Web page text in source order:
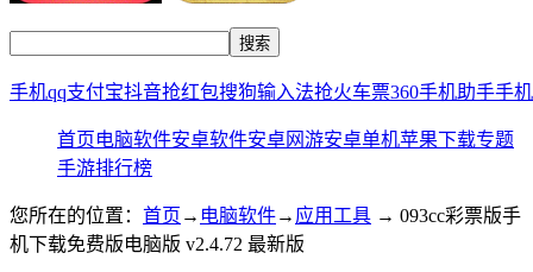
手机qq支付宝抖音抢红包搜狗输入法抢火车票360手机助手手
首页电脑软件安卓软件安卓网游安卓单机苹果下载专题
手游排行榜
您所在的位置： 首页 → 电脑软件→ 应用工具 → 093cc彩票版手
机下载免费版电脑版 v2.4.72 最新版